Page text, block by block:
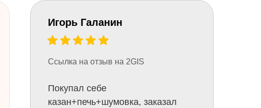
Покупал себе
казан+печь+шумовка, заказал
Ссылка на отзыв на 2GIS
​Игорь Галанин